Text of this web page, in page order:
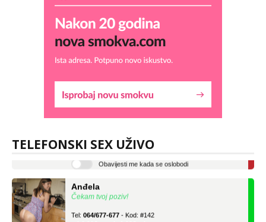
TELEFONSKI SEX UŽIVO
Zara
tel:0,93€ - mob:1,12€ min
Čekam tvoj poziv!
tel:0,93€ - mob:1,12€ min